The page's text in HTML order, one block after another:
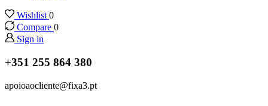
Wishlist 0
Compare 0
Sign in
+351 255 864 380
apoioaocliente@fixa3.pt